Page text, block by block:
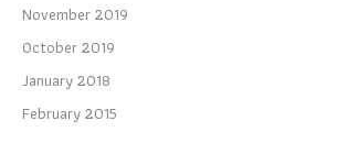
November 2019
October 2019
January 2018
February 2015